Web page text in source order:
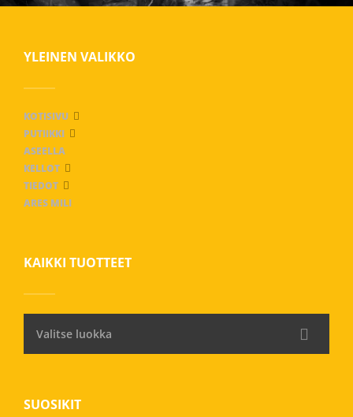
YLEINEN VALIKKO
KOTISIVU
PUTIIKKI
ASEELLA
KELLOT
TIEDOT
ARES MILI
KAIKKI TUOTTEET
Valitse luokka
SUOSIKIT